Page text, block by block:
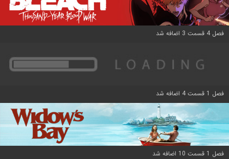
فصل 4 قسمت 3 اضافه شد
فصل 1 قسمت 4 اضافه شد
فصل 1 قسمت 10 اضافه شد